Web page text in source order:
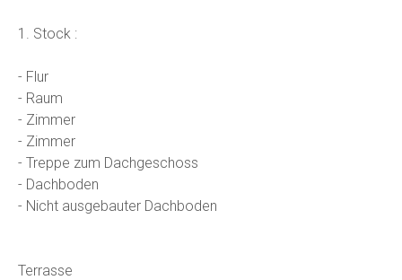
1. Stock :
- Flur
- Raum
- Zimmer
- Zimmer
- Treppe zum Dachgeschoss
- Dachboden
- Nicht ausgebauter Dachboden
Terrasse